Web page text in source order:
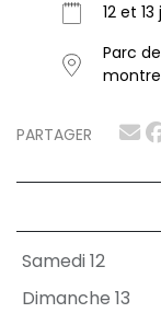
PARTAGER
Samedi 12
Dimanche 13
12 et
Parc